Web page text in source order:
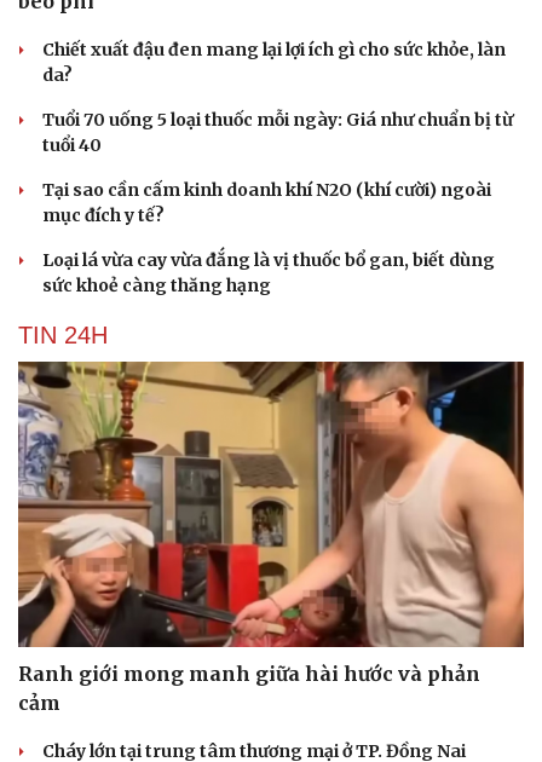
Chiết xuất đậu đen mang lại lợi ích gì cho sức khỏe, làn
da?
Tuổi 70 uống 5 loại thuốc mỗi ngày: Giá như chuẩn bị từ
tuổi 40
Tại sao cần cấm kinh doanh khí N2O (khí cười) ngoài
mục đích y tế?
Loại lá vừa cay vừa đắng là vị thuốc bổ gan, biết dùng
sức khoẻ càng thăng hạng
TIN 24H
Ranh giới mong manh giữa hài hước và phản
cảm
Cháy lớn tại trung tâm thương mại ở TP. Đồng Nai